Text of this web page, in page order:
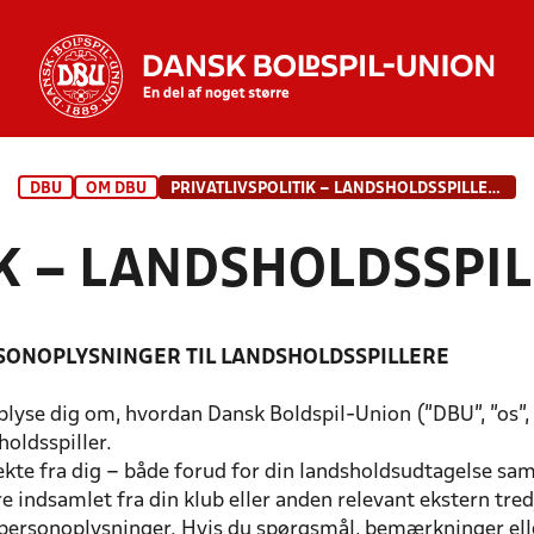
DBU OM DBU PRIVATLIVSPOLITIK – LANDSHOLDSSPILLERE
–
TIL LANDSHOLDSSPILLERE
dig om, hvordan Dansk Boldspil-Union ("DBU",
fra dig – både forud for din landsholdsudtagelse
indsamlet fra din klub eller anden relevant ekstern
Hvis du spørgsmål, bemærkninger